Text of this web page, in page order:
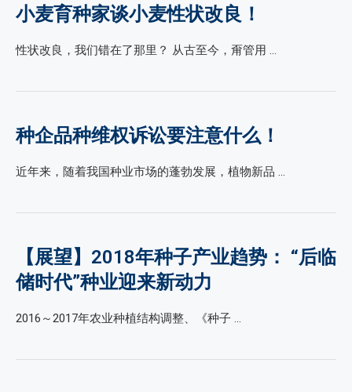
小麦育种家谈小麦性状改良！
性状改良，我们错在了那里？ 从古至今，甭管用 …
种企品种维权诉讼要注意什么！
近年来，随着我国种业市场的蓬勃发展，植物新品 …
【展望】2018年种子产业趋势： “后临
储时代”种业迎来新动力
2016～2017年农业种植结构调整、《种子 …